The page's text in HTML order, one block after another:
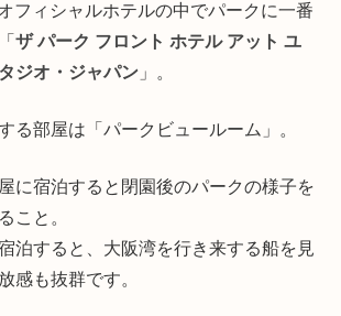
フィシャルホテルの中でパークに一番
ザ パーク フロント ホテル アット ユ
ジオ・ジャパン 」。
る部屋は「パークビュールーム」。
に宿泊すると閉園後のパークの様子を
こと。
泊すると、大阪湾を行き来する船を見
感も抜群です。